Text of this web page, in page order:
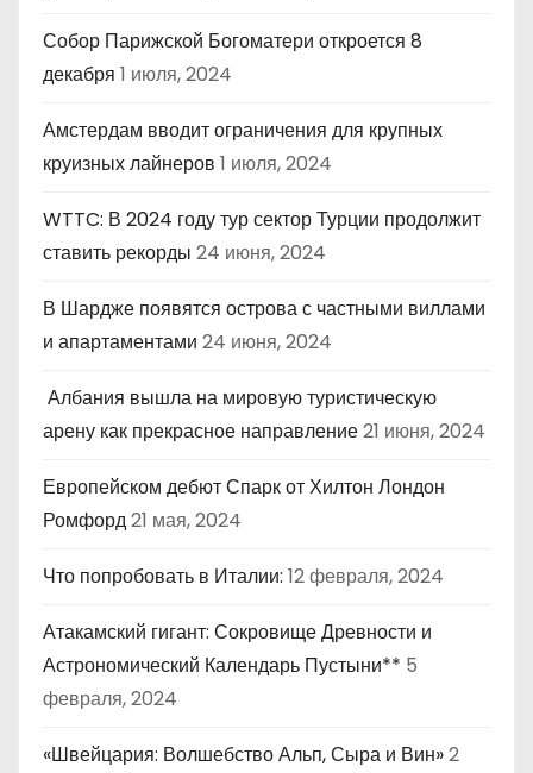
Собор Парижской Богоматери откроется 8
декабря 1 июля, 2024
Амстердам вводит ограничения для крупных
круизных лайнеров 1 июля, 2024
WTTC: В 2024 году тур сектор Турции продолжит
ставить рекорды 24 июня, 2024
В Шардже появятся острова с частными виллами
и апартаментами 24 июня, 2024
Албания вышла на мировую туристическую
арену как прекрасное направление21 июня, 2024
Европейском дебют Спарк от Хилтон Лондон
Ромфорд21 мая, 2024
Что попробовать в Италии: 12 февраля, 2024
Атакамский гигант: Сокровище Древности и
Астрономический Календарь Пустыни** 5
февраля, 2024
«Швейцария: Волшебство Альп, Сыра и Вин»2